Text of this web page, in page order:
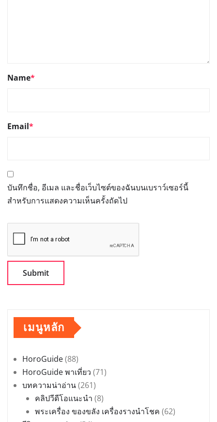
Name*
Email*
บันทึกชื่อ, อีเมล และชื่อเว็บไซต์ของฉันบนเบราว์เซอร์นี้
สำหรับการแสดงความเห็นครั้งถัดไป
เมนูหลัก
HoroGuide(88)
HoroGuide พาเที่ยว (71)
บทความน่าอ่าน(261)
คลิปวีดีโอแนะนำ (8)
พระเครื่อง ของขลัง เครื่องรางนำโชค (62)